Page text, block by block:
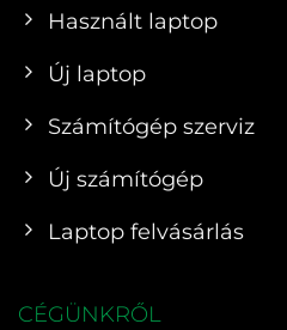
Használt laptop
Új laptop
Számítógép szerviz
Új számítógép
Laptop felvásárlás
CÉGÜNKRŐL